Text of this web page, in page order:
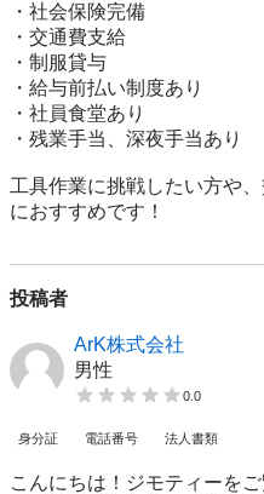
・社会保険完備
・交通費支給
・制服貸与
・給与前払い制度あり
・社員食堂あり
・残業手当、深夜手当あり
工具作業に挑戦したい方や
におすすめです！
投稿者
ArK株式会社
男性
0.0
身分証 電話番号 法人書類
こんにちは！ジモティーを